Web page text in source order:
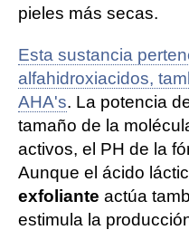
pieles más secas.
Esta sustancia
alfahidroxiacidos,
AHA's. La potencia
tamaño de la
activos, el PH de la
Aunque el ácido
exfoliante actúa
estimula la